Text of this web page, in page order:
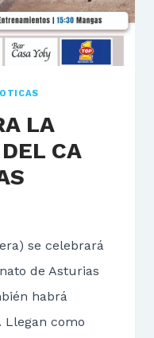
LA
CA
se celebrará
de Asturias
habrá
Llegan como